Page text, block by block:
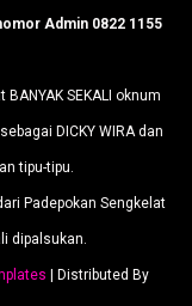
Admin 0822 1155
SEKALI oknum
DICKY WIRA dan
tipu-tipu.
Padepokan Sengkelat
dipalsukan.
| Distributed By